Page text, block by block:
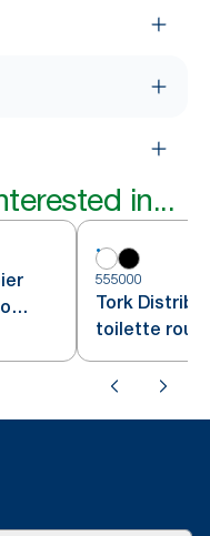
in...
555000
Tork
toilette
blanc T2